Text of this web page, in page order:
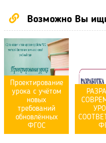
Возможно Вы
Проектирование
урока с учётом
новых
требований
обновлённых
ФГОС